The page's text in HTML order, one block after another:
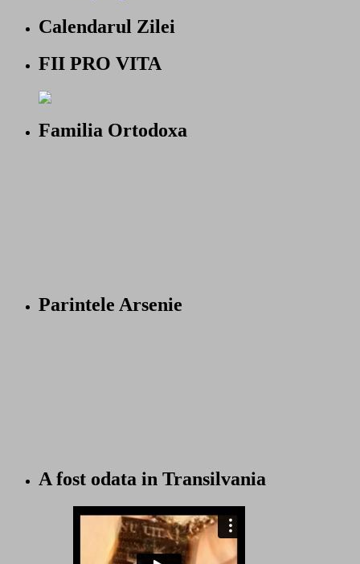
Calendarul Zilei
FII PRO VITA
Familia Ortodoxa
Parintele Arsenie
A fost odata in Transilvania